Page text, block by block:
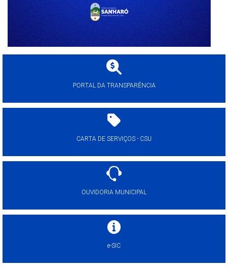
PORTAL DA TRANSPARÊNCIA
CARTA DE SERVIÇOS - CSU
OUVIDORIA MUNICIPAL
e-SIC